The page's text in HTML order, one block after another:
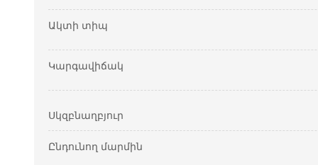
Ակտի տիպ
Կարգավիճակ
Սկզբնաղբյուր
Ընդունող մարմին